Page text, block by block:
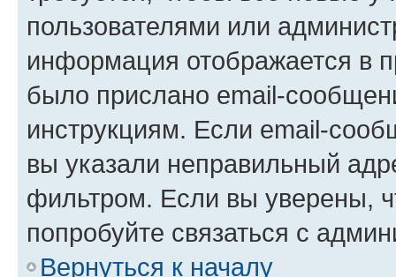
пользователями или
информация отображается в
было прислано email-
инструкциям. Если email-
вы указали неправильный
фильтром. Если вы уверены,
попробуйте связаться с
Вернуться к началу